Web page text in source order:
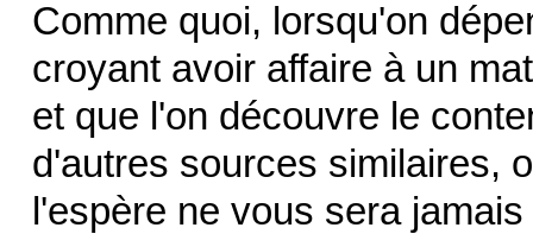
Comme quoi, lorsqu'on
croyant avoir affaire à un
et que l'on découvre le
d'autres sources similaires,
l'espère ne vous sera